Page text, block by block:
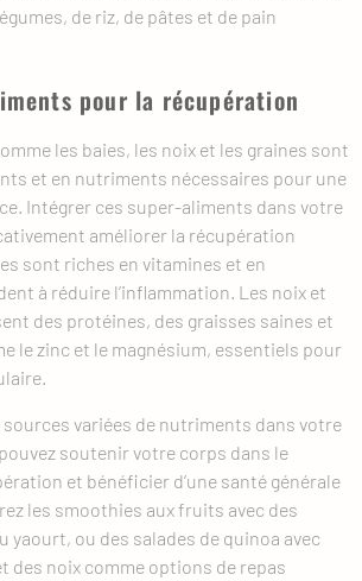
de riz, de pâtes et de pain
pour la récupération
les baies, les noix et les graines sont
et en nutriments nécessaires pour une
Intégrer ces super-aliments dans votre
améliorer la récupération
sont riches en vitamines et en
à réduire l’inflammation. Les noix et
des protéines, des graisses saines et
le zinc et le magnésium, essentiels pour
variées de nutriments dans votre
soutenir votre corps dans le
et bénéficier d’une santé générale
les smoothies aux fruits avec des
yaourt, ou des salades de quinoa avec
des noix comme options de repas